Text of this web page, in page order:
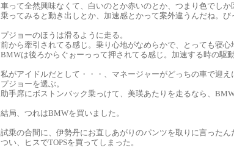
車って全然興味なくて、白いのとか赤いのとか、つまり色でしか
乗ってみると動き出しとか、加速感とかって案外違うんだね。び
プジョーのほうは滑るように走る。
前から牽引されてる感じ。乗り心地がなめらかで、とっても寝心
BMWは後ろからぐぉーっって押されてる感じ。加速する時の駆
私がアイドルだとして・・・、マネージャーがどっちの車で迎え
プジョーを選ぶ。
助手席にボストンバック乗っけて、美瑛あたりを走るなら、
結局、つれはBMWを買いました。
試乗の合間に、伊勢丹にお直しあがりのパンツを取りに言ったん
つい、ヒスでTOPSを買ってしまった。